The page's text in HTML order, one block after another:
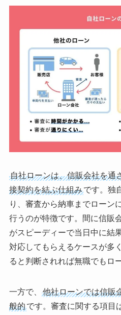
自社ローンは、信販会社を通
接契約を結ぶ仕組みです。独
り、審査から納車までローン
行うのが特徴です。間に信販
がスピーディーで当日中に結
対応してもらえるケースが多
ると判断されれば無職でもロ
一方で、
他社ローンでは信販
般的です。審査に関する項目